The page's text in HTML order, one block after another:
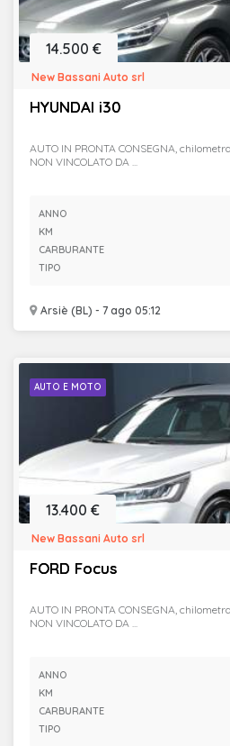
HYUNDAI i30
Arsiè (BL) - 7 ago 05:12
14.500 €
New Bassani Auto srl
AUTO IN PRONTA CONSEGNA,
NON VINCOLATO DA ...
ANNO
KM
CARBURANTE
TIPO
AUTO E MOTO
FORD Focus
13.400 €
New Bassani Auto srl
AUTO IN PRONTA CONSEGNA,
NON VINCOLATO DA ...
ANNO
KM
CARBURANTE
TIPO